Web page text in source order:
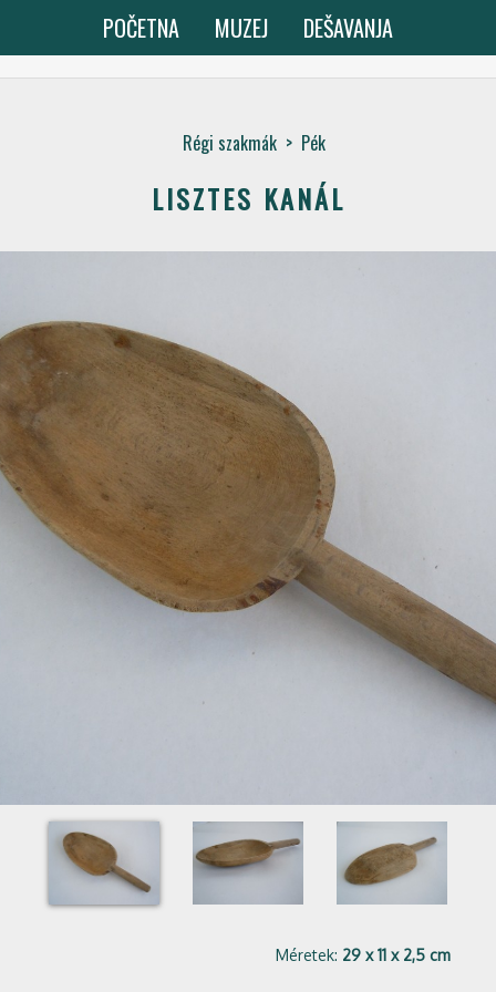
POČETNA MUZEJ DEŠAVANJA
Régi szakmák> Pék
LISZTES KANÁL
Méretek: 29 x 11 x 2,5 cm